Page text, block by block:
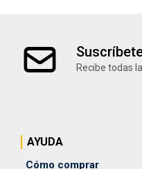
Recibe todas
AYUDA
Cómo comprar